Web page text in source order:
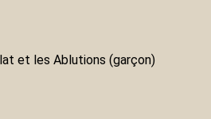
et les Ablutions (garçon)